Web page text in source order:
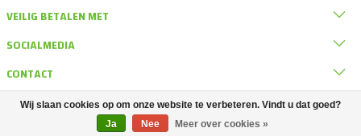
VEILIG BETALEN MET
SOCIALMEDIA
CONTACT
© DRD Knaagdierwinkel
Wij slaan cookies op om onze website te verbeteren. Vindt u dat goed?
Ja
Nee Meer over cookies »